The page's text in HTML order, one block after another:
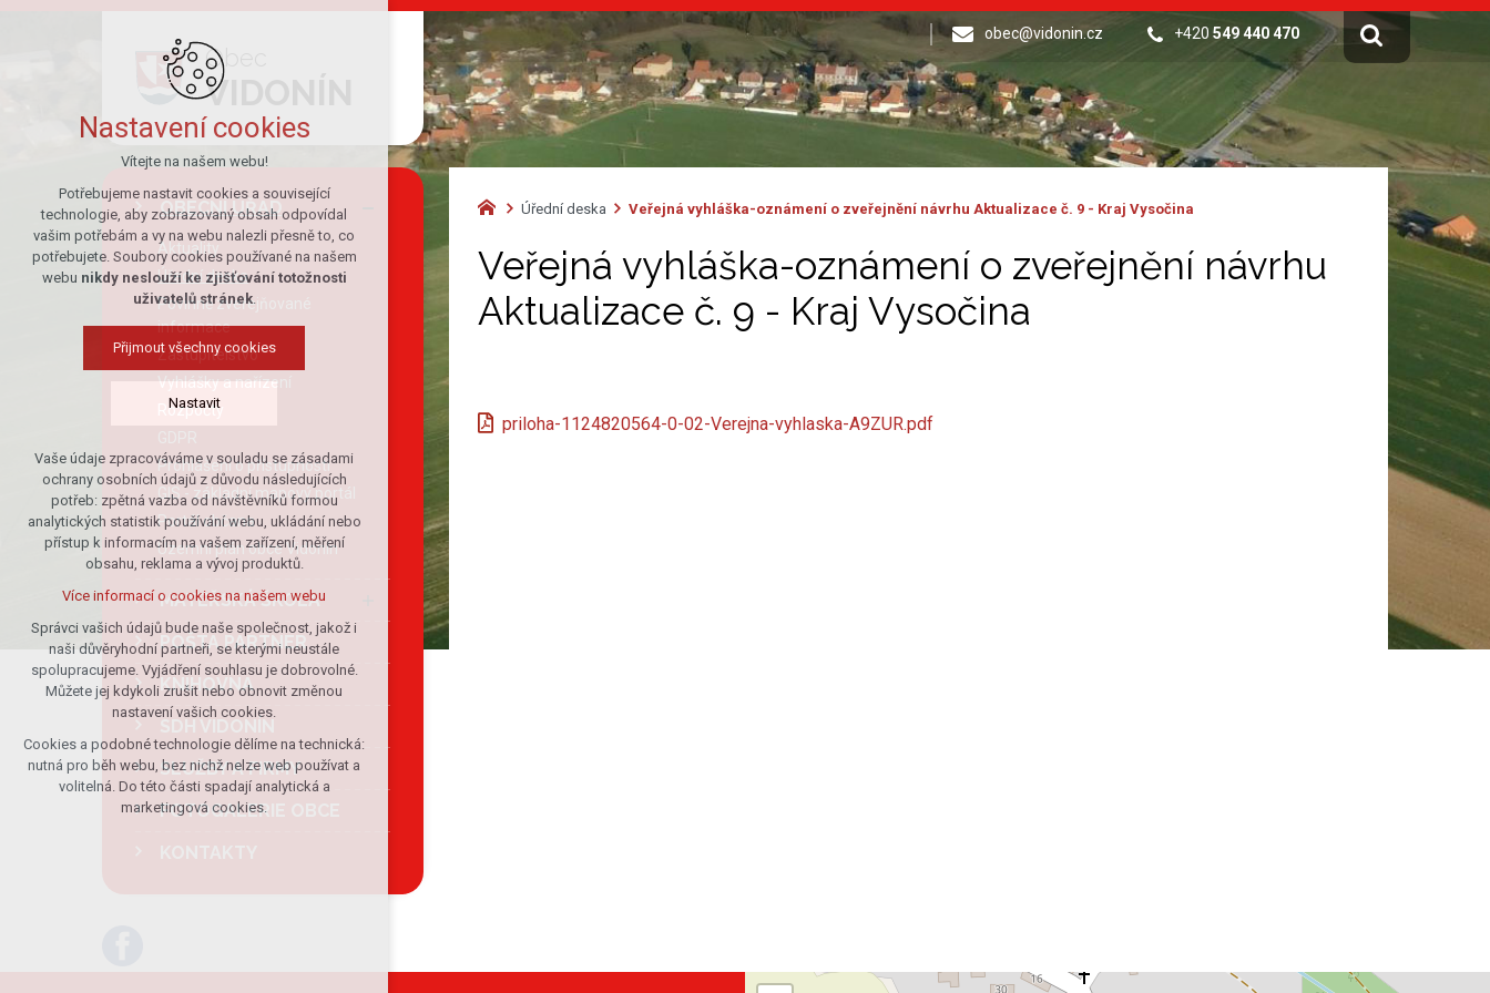
Obec
VIDONÍN
obec@vidonin.cz +420 549 440 470
Úřední deska Veřejná vyhláška-oznámení o zveřejnění návrhu Aktualizace č. 9 - Kraj Vysočina
Veřejná vyhláška-oznámení o zveřejnění návrhu
Aktualizace č. 9 - Kraj Vysočina
priloha-1124820564-0-02-Verejna-vyhlaska-A9ZUR.pdf
OBECNÍ ÚŘAD
Aktuality
Úřední deska
Povinně zveřejňované
informace
Zastupitelstvo
Vyhlášky a nařízení
Rozpočty
Prohlášení o přístupnosti
GIS - základní mapový portál
Portál občana
Územní plán obce Vidonín
MATEŘSKÁ ŠKOLA
POŠTA PARTNER
KNIHOVNA
SLUŽBY A FIRMY
FOTOGALERIE OBCE
Nastavení cookies
Vítejte na našem webu!
Potřebujeme nastavit cookies a související
technologie, aby zobrazovaný obsah odpovídal
vašim potřebám a vy na webu nalezli přesně to, co
potřebujete. Soubory cookies používané na našem
webu nikdy neslouží ke zjišťování totožnosti
uživatelů stránek.
Přijmout všechny cookies
Nastavit
Technická cookies
nutná pro provozování webu
udržení kontextu stránek (session):
případná přihlášení, volby jazyka, apod.
Volitelná cookies
analytická pro anonymizované
vyhodnocení návštěvnosti
marketingová cookies (Google)
Více informací o cookies na našem webu
Přijmout všechny cookies
Odmítnout vše
Vaše údaje zpracováváme v souladu se zásadami
ochrany osobních údajů z důvodu následujících
potřeb: zpětná vazba od návštěvníků formou
analytických statistik používání webu, ukládání nebo
přístup k informacím na vašem zařízení, měření
obsahu, reklama a vývoj produktů.
Více informací o cookies na našem webu
Správci vašich údajů bude naše společnost, jakož i
naši důvěryhodní partneři, se kterými neustále
spolupracujeme. Vyjádření souhlasu je dobrovolné.
Můžete jej kdykoli zrušit nebo obnovit změnou
nastavení vašich cookies.
Cookies a podobné technologie dělíme na technická:
nutná pro běh webu, bez nichž nelze web používat a
volitelná. Do této části spadají analytická a
marketingová cookies.